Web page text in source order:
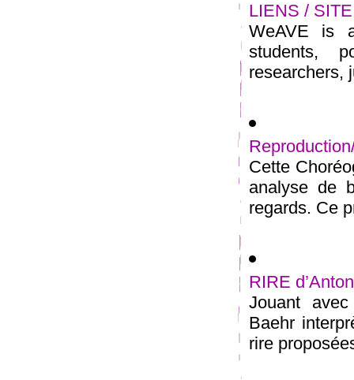
LIENS / SITE
WeAVE is
students,
researchers,
Cette
analyse de
regards. Ce
RIRE
Jouant
Baehr
rire